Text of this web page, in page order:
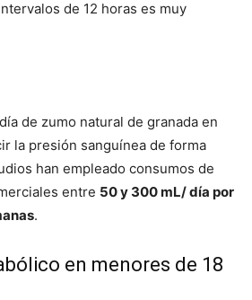
de 12 horas es muy
de zumo natural de granada en
la presión sanguínea de forma
han empleado consumos de
entre 50 y 300 mL/ día por
.
en menores de 18